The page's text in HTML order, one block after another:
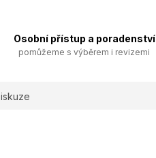
Osobní přístup a poradenství
pomůžeme s výběrem i revizemi